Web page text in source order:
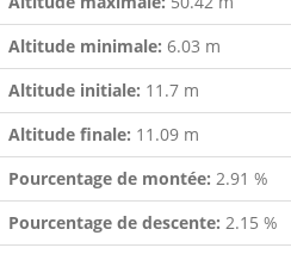
Altitude minimale: 6.03 m
Altitude initiale: 11.7 m
Altitude finale: 11.09 m
Pourcentage de montée: 2.91 %
Pourcentage de descente: 2.15 %